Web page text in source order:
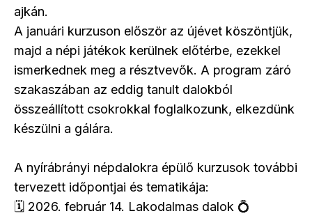
ajkán.
A januári kurzuson először az újévet köszöntjük,
majd a népi játékok kerülnek előtérbe, ezekkel
ismerkednek meg a résztvevők. A program záró
szakaszában az eddig tanult dalokból
összeállított csokrokkal foglalkozunk, elkezdünk
készülni a gálára.
A nyírábrányi népdalokra épülő kurzusok további
tervezett időpontjai és tematikája:
🗓️ 2026. február 14. Lakodalmas dalok 💍